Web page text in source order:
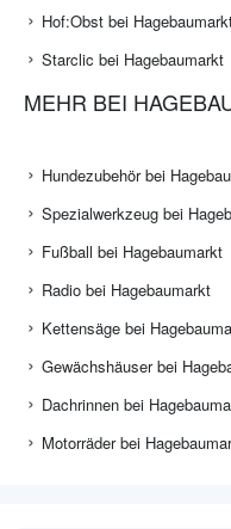
Hof:Obst bei
Starclic bei Hagebaumarkt
MEHR BEI
Hundezubehör bei
Spezialwerkzeug bei
Fußball bei Hagebaumarkt
Radio bei Hagebaumarkt
Kettensäge bei
Gewächshäuser bei
Dachrinnen bei
Motorräder bei